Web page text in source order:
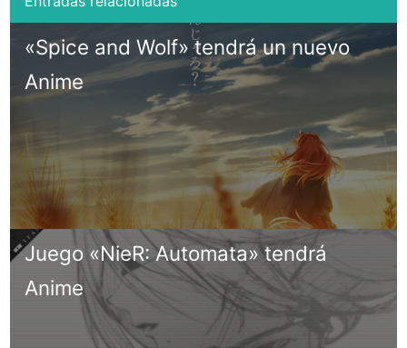
«Spice and Wolf» tendrá un nuevo
Anime
Juego «NieR: Automata» tendrá
Anime